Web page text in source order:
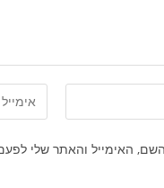
האימייל והאתר שלי